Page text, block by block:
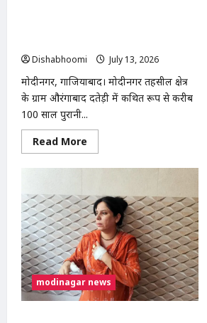
शव
रखकर
Dishabhoomi
July 13, 2026
मोदीनगर, गाजियाबाद। मोदीनगर तहसील क्षेत्र
के ग्राम औरंगाबाद दतेड़ी में कथित रूप से करीब
100 साल पुरानी...
Read More
more
मोदीनगर
साल
पुरानी
श्मशान
भूमि
पर
अवैध
कब्जे
का
आरोप,
भाकियू
(तेवतिया)
modinagar news